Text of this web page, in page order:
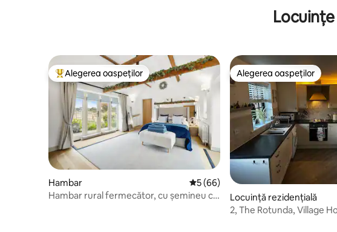
Locuință din topul categoriei Alegerea oaspeților
Alegerea oaspeților
Hambar Scor mediu de 5 din 5, 66 recenzii
5 (66)
Hambar rural fermecător, cu șemineu cu
Alegerea oaspeților
Alegerea oaspeților
Locuință rezidențială
2, The Rotunda, Village